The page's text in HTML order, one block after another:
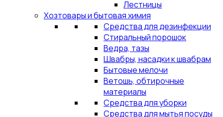
Лестницы
Хозтовары и бытовая химия
Средства для дезинфекции
Стиральный порошок
Ведра, тазы
Швабры, насадки к швабрам
Бытовые мелочи
Ветошь, обтирочные
материалы
Средства для уборки
Средства для мытья посуды